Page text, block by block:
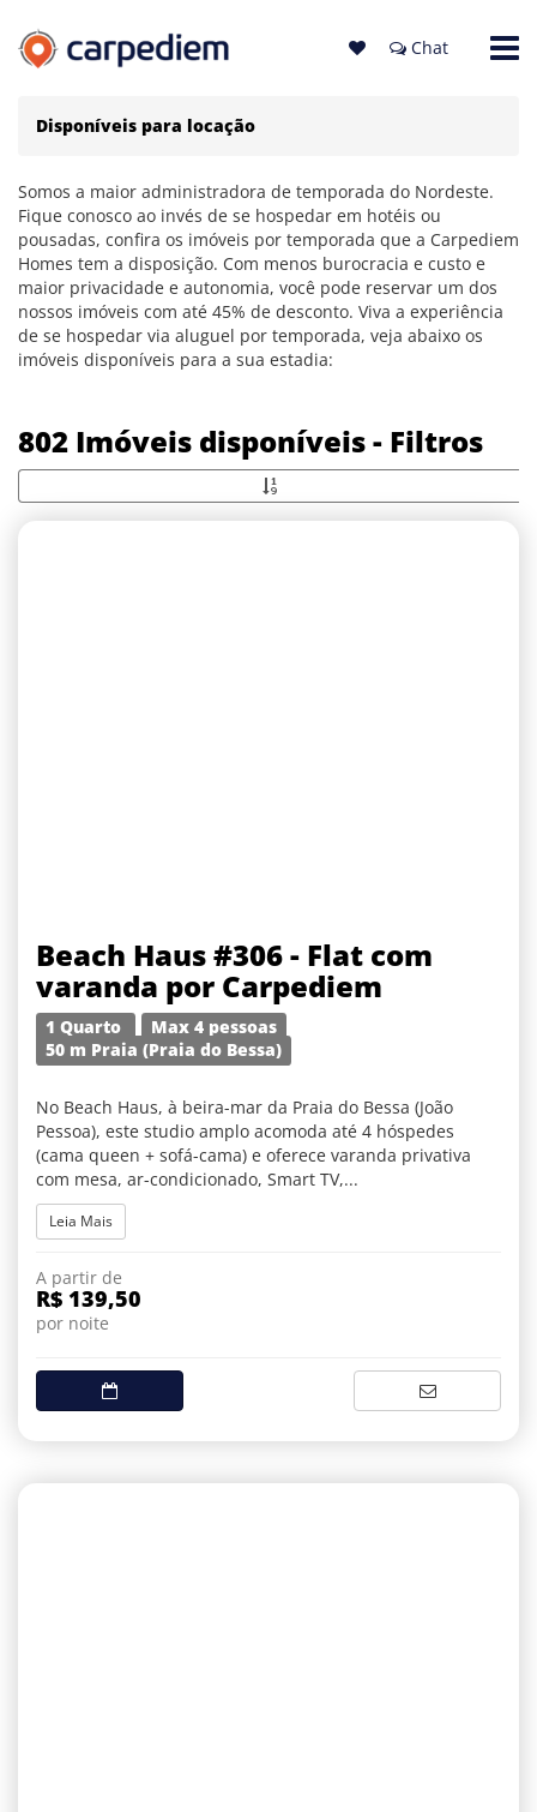
Chat
Disponíveis para locação
Somos a maior administradora de temporada do Nordeste.
Fique conosco ao invés de se hospedar em hotéis ou
pousadas, confira os imóveis por temporada que a Carpediem
Homes tem a disposição. Com menos burocracia e custo e
maior privacidade e autonomia, você pode reservar um dos
nossos imóveis com até 45% de desconto. Viva a experiência
de se hospedar via aluguel por temporada, veja abaixo os
imóveis disponíveis para a sua estadia:
802 Imóveis disponíveis - Filtros
Beach Haus #306 - Flat com
varanda por Carpediem
1 Quarto
Max 4 pessoas
50 m Praia (Praia do Bessa)
No Beach Haus, à beira-mar da Praia do Bessa (João
Pessoa), este studio amplo acomoda até 4 hóspedes
(cama queen + sofá-cama) e oferece varanda privativa
com mesa, ar-condicionado, Smart TV,...
Leia Mais
A partir de
R$ 139,50
por noite